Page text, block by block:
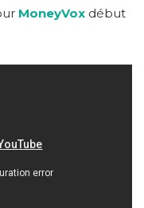
MoneyVox début